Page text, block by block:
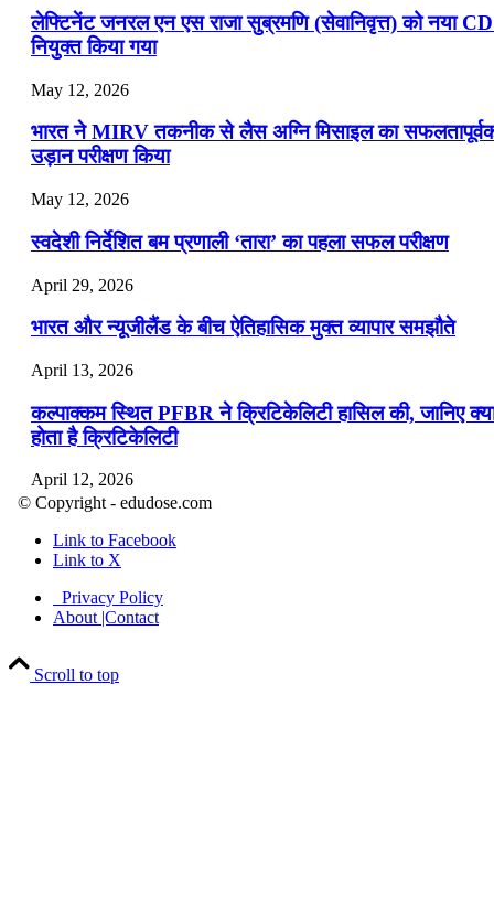
लेफ्टिनेंट जनरल एन एस राजा सुब्रमणि (सेवानिवृत्त) को नया
नियुक्त किया गया
May 12, 2026
भारत ने MIRV तकनीक से लैस अग्नि मिसाइल का
उड़ान परीक्षण किया
May 12, 2026
स्वदेशी निर्देशित बम प्रणाली ‘तारा’ का पहला सफल परीक्षण
April 29, 2026
भारत और न्यूजीलैंड के बीच ऐतिहासिक मुक्त व्यापार समझौते
April 13, 2026
कल्पाक्कम स्थित PFBR ने क्रिटिकेलिटी हासिल की, जानिए
होता है क्रिटिकेलिटी
April 12, 2026
April 9, 2026
नासा का आर्टेमिस-2 मिशन: मनुष्य एक बार फिर से चंद्रमा के
पहुंचा
April 7, 2026
© Copyright - edudose.com
Link to Facebook
Link to X
Privacy Policy
About |Contact
Scroll to top